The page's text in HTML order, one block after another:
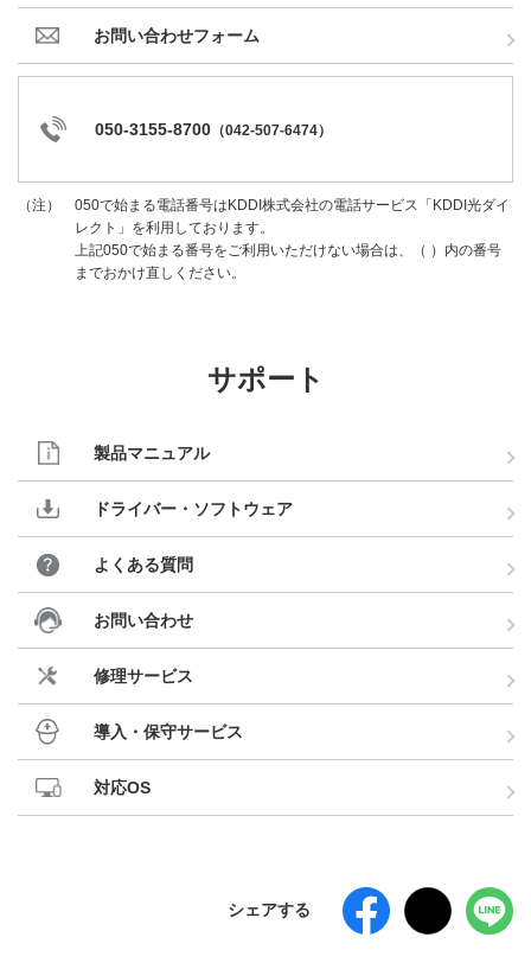
お問い合わせフォーム
050-3155-8700 （042-507-6474）
（注）
050で始まる電話番号はKDDI株式会社の電話サービス「KDDI光ダイ
レクト」を利用しております。
上記050で始まる番号をご利用いただけない場合は、（ ）内の番号
までおかけ直しください。
サポート
製品マニュアル
ドライバー・ソフトウェア
よくある質問
お問い合わせ
修理サービス
導入・保守サービス
対応OS
シェアする